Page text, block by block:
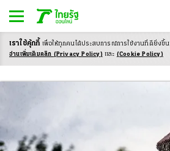
เตือนภัย
เราใช้คุ้กกี้ เพื่อให้ทุกคนได้ประสบการณ์การใช้งานที่ดียิ่งขึ้น
อ่านเพิ่มเติมคลิก (Privacy Policy) และ (Cookie Policy)